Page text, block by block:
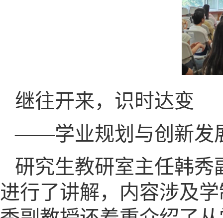
继往开来，识时达变
——学业规划与创新发
研究生教研室主任韩
进行了讲解，内容涉及